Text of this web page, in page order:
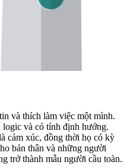
và thích làm việc một mình.
logic và có tính định hướng.
cảm xúc, đồng thời họ có kỳ
bản thân và những người
trở thành mẫu người cầu toàn.